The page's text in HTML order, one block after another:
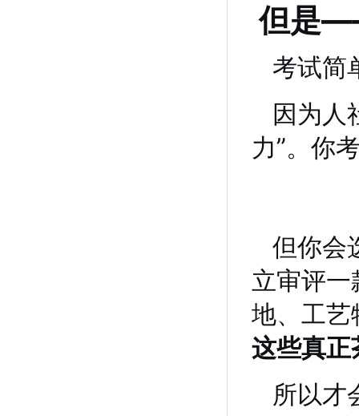
但是
考试简
因为人
力”。你
但你会
立审评
地、工艺
这些真正
所以才